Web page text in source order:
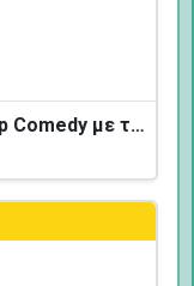
«Λέω να πάρω κάκτο» – Stand-up Comedy με τον Δημήτρη Χριστοφορίδη